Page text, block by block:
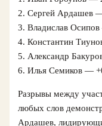
2. Сергей Ардашев
3. Владислав
4. Константин
5. Александр
6. Илья Семиков —
Разрывы между
любых слов
Ардашев,